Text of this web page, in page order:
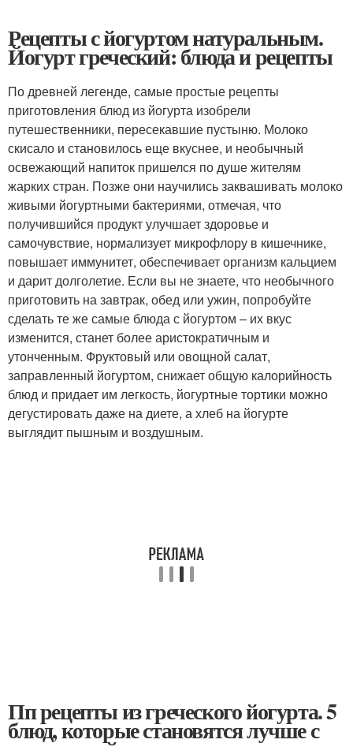
Рецепты с йогуртом натуральным.
Йогурт греческий: блюда и рецепты
По древней легенде, самые простые рецепты
приготовления блюд из йогурта изобрели
путешественники, пересекавшие пустыню. Молоко
скисало и становилось еще вкуснее, и необычный
освежающий напиток пришелся по душе жителям
жарких стран. Позже они научились заквашивать молоко
живыми йогуртными бактериями, отмечая, что
получившийся продукт улучшает здоровье и
самочувствие, нормализует микрофлору в кишечнике,
повышает иммунитет, обеспечивает организм кальцием
и дарит долголетие. Если вы не знаете, что необычного
приготовить на завтрак, обед или ужин, попробуйте
сделать те же самые блюда с йогуртом – их вкус
изменится, станет более аристократичным и
утонченным. Фруктовый или овощной салат,
заправленный йогуртом, снижает общую калорийность
блюд и придает им легкость, йогуртные тортики можно
дегустировать даже на диете, а хлеб на йогурте
выглядит пышным и воздушным.
Пп рецепты из греческого йогурта. 5
блюд, которые становятся лучше с